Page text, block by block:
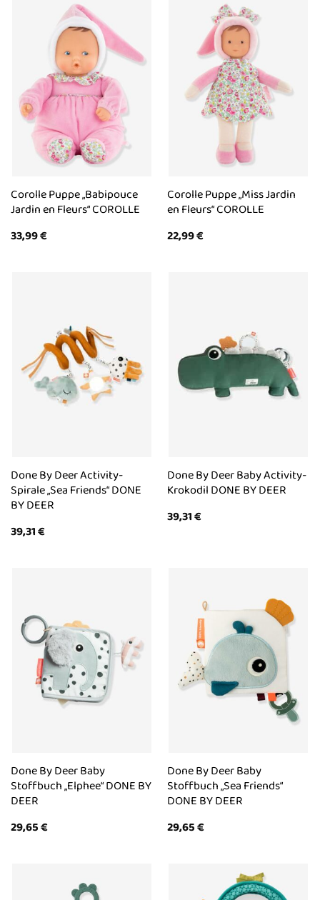
Corolle Puppe „Babipouce
Jardin en Fleurs“ COROLLE
33,99€
Corolle Puppe „Miss Jardin
en Fleurs“ COROLLE
22,99€
Done By Deer Activity-
Spirale „Sea Friends“ DONE
BY DEER
39,31€
Done By Deer Baby Activity-
Krokodil DONE BY DEER
39,31€
Done By Deer Baby
Stoffbuch „Elphee“ DONE BY
DEER
29,65€
Done By Deer Baby
Stoffbuch „Sea Friends“
DONE BY DEER
29,65€